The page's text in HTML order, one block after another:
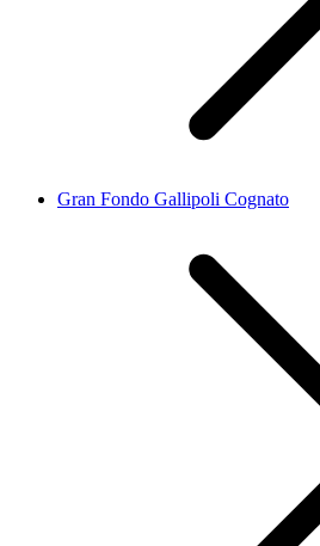
Gran Fondo Gallipoli Cognato